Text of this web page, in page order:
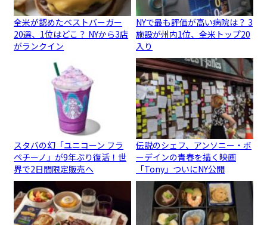
全米が認めたベストバーガー
20選、1位はどこ？ NYから3店
がランクイン
NYで最も評価が高い病院は？ 3
施設が州内1位、全米トップ20
入り
スタバの幻「ユニコーン フラ
ペチーノ」が9年ぶり復活！世
界で2日間限定販売へ
伝説のシェフ、アンソニー・ボ
ーデインの青春を描く映画
「Tony」ついにNY公開